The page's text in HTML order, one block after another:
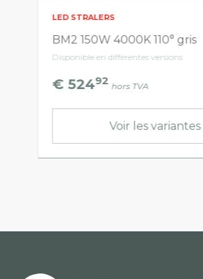
LED STRALERS
BM2 150W 4000K 110° gris
Disponible en différentes versions
€ 52492 hors TVA
Voir les variantes